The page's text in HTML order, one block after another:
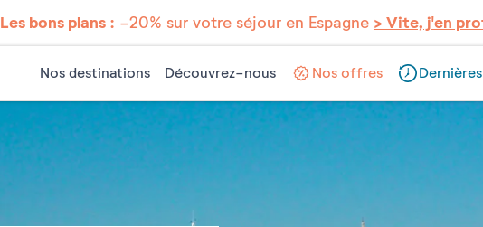
Les bons plans : -20% sur votre séjour en Espagne > Vite, j'en
Nos destinations Découvrez-nous Nos offres